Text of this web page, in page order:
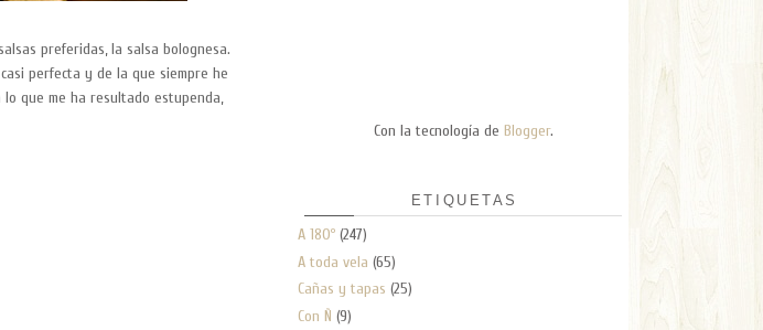
preferidas, la salsa bolognesa.
perfecta y de la que siempre he
que me ha resultado estupenda,
Con la tecnología de Blogger.
ETIQUETAS
A 180º (247)
A toda vela (65)
Cañas y tapas (25)
Con Ñ (9)